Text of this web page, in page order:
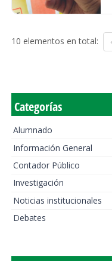
10 elementos en total:
Categorías
Alumnado
Información General
Contador Público
Investigación
Noticias institucionales
Debates